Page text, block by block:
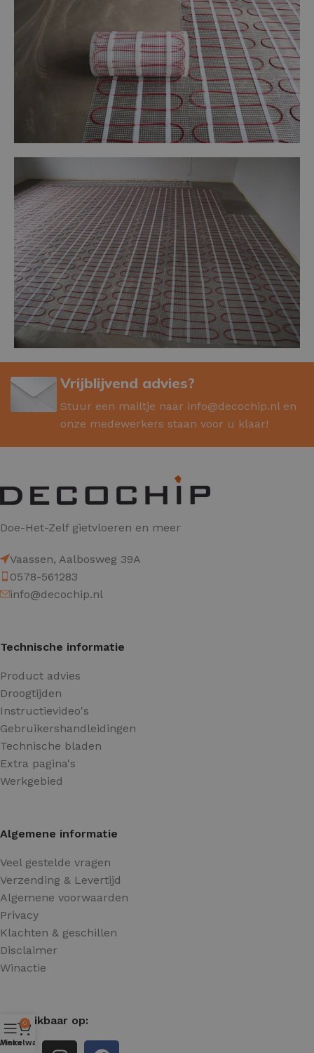
Vrijblijvend advies?
Stuur een mailtje naar info@decochip.nl en
onze medewerkers staan voor u klaar!
Doe-Het-Zelf gietvloeren en meer
Vaassen, Aalbosweg 39A
0578-561283
info@decochip.nl
Technische informatie
Product advies
Droogtijden
Instructievideo's
Gebruikershandleidingen
Technische bladen
Extra pagina's
Werkgebied
Algemene informatie
Veel gestelde vragen
Verzending & Levertijd
Algemene voorwaarden
Privacy
Klachten & geschillen
Disclaimer
Winactie
Beschikbaar op:
Menu
0